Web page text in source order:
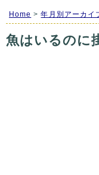
Home >年月別アーカイ
魚はいるのに